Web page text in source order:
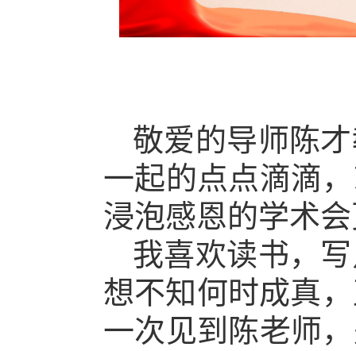
敬爱的导师陈
一起的点点滴滴
浸泡感恩的学术
我喜欢读书，
想不知何时成真
一次见到陈老师